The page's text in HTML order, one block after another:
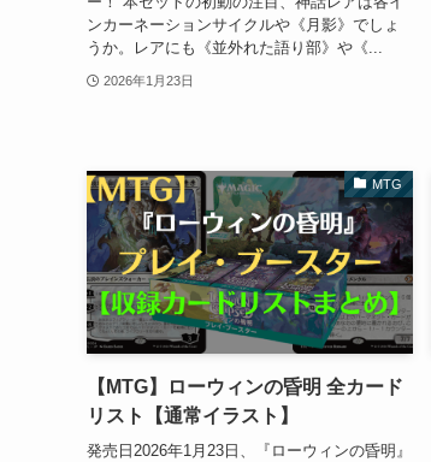
ンカーネーションサイクルや《月影》でしょ
うか。レアにも《並外れた語り部》や《...
2026年1月23日
MTG
【MTG】ローウィンの昏明 全カード
リスト【通常イラスト】
発売日2026年1月23日、『ローウィンの昏明』